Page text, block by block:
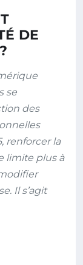
DE
se
des
renforcer la
limite plus à
Il s’agit